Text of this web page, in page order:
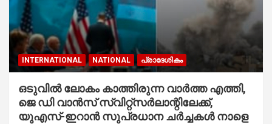
INTERNATIONAL NATIONAL പ്രാദേശികം
ഒടുവിൽ ലോകം കാത്തിരുന്ന വാർത്ത എത്തി,
ജെ ഡി വാൻസ് സ്വിറ്റ്സർലാന്റിലേക്ക്,
യുഎസ്-ഇറാൻ സുപ്രധാന ചർച്ചകൾ നാളെ